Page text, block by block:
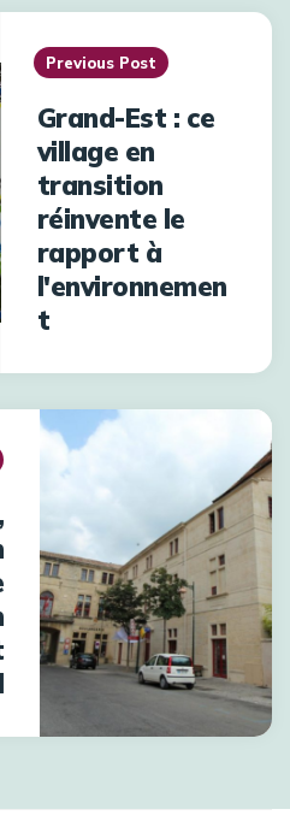
Previous Post
Grand-Est : ce
village en
transition
réinvente le
rapport à
l'environnemen
t